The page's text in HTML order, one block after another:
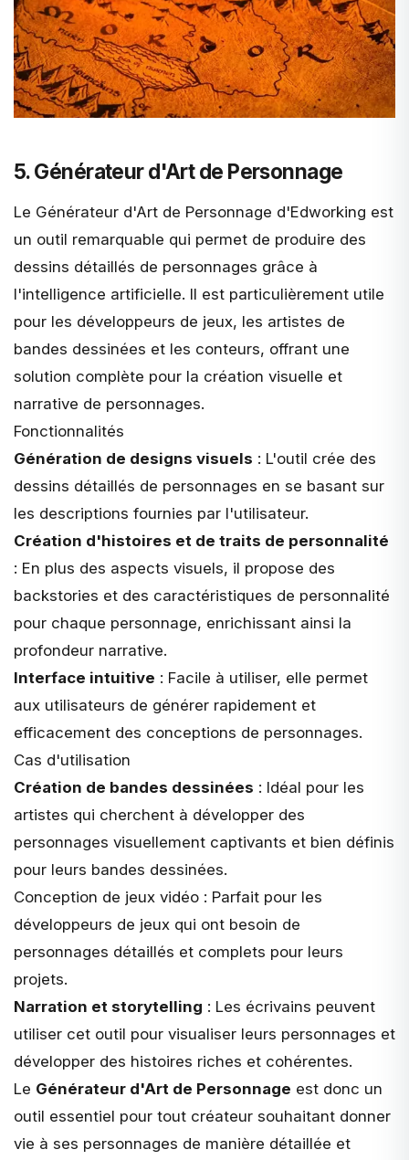
5. Générateur d'Art de Personnage
Le Générateur d'Art de Personnage d'Edworking est
un outil remarquable qui permet de produire des
dessins détaillés de personnages grâce à
l'intelligence artificielle. Il est particulièrement utile
pour les développeurs de jeux, les artistes de
bandes dessinées et les conteurs, offrant une
solution complète pour la création visuelle et
narrative de personnages.
Fonctionnalités
Génération de designs visuels : L'outil crée des
dessins détaillés de personnages en se basant sur
les descriptions fournies par l'utilisateur.
Création d'histoires et de traits de personnalité
: En plus des aspects visuels, il propose des
backstories et des caractéristiques de personnalité
pour chaque personnage, enrichissant ainsi la
profondeur narrative.
Interface intuitive : Facile à utiliser, elle permet
aux utilisateurs de générer rapidement et
efficacement des conceptions de personnages.
Cas d'utilisation
Création de bandes dessinées : Idéal pour les
artistes qui cherchent à développer des
personnages visuellement captivants et bien définis
pour leurs bandes dessinées.
Conception de jeux vidéo : Parfait pour les
développeurs de jeux qui ont besoin de
personnages détaillés et complets pour leurs
projets.
Narration et storytelling : Les écrivains peuvent
utiliser cet outil pour visualiser leurs personnages et
développer des histoires riches et cohérentes.
Le Générateur d'Art de Personnage est donc un
outil essentiel pour tout créateur souhaitant donner
vie à ses personnages de manière détaillée et